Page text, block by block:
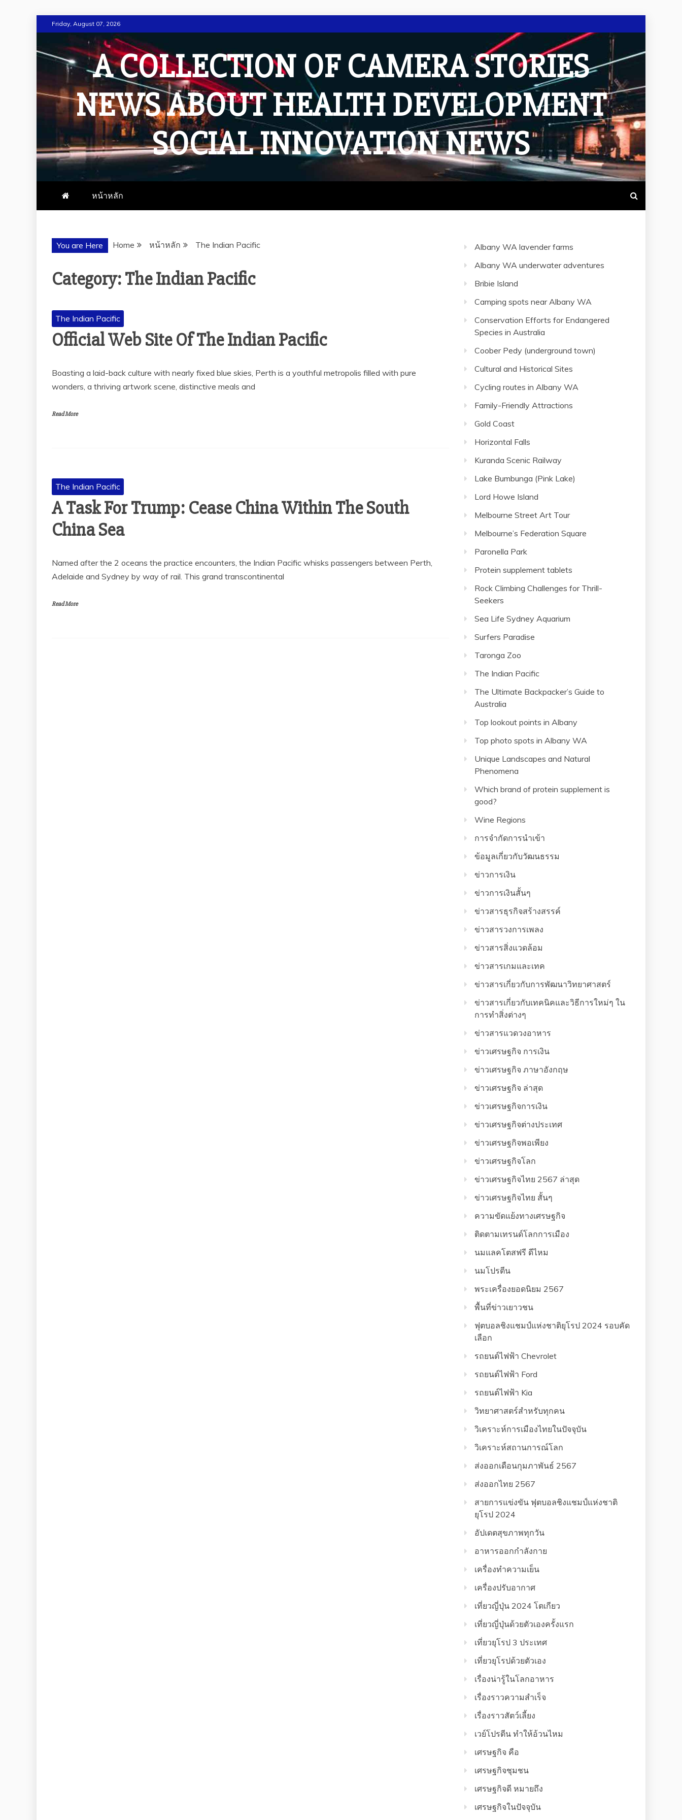
to
content
Friday, August 07, 2026
A COLLECTION OF CAMERA STORIES
NEWS ABOUT HEALTH DEVELOPMENT
SOCIAL INNOVATION NEWS
หน้าหลัก
You are Here Home หน้าหลัก The Indian Pacific
Category:The Indian Pacific
The Indian Pacific
Official Web Site Of The Indian Pacific
Boasting a laid-back culture with nearly fixed blue skies, Perth is a youthful metropolis filled with pure
wonders, a thriving artwork scene, distinctive meals and
Read More
The Indian Pacific
A Task For Trump: Cease China Within The South
China Sea
Named after the 2 oceans the practice encounters, the Indian Pacific whisks passengers between Perth,
Adelaide and Sydney by way of rail. This grand transcontinental
Read More
Albany WA lavender farms
Albany WA underwater adventures
Bribie Island
Camping spots near Albany WA
Conservation Efforts for Endangered
Species in Australia
Coober Pedy (underground town)
Cultural and Historical Sites
Cycling routes in Albany WA
Family-Friendly Attractions
Gold Coast
Horizontal Falls
Kuranda Scenic Railway
Lake Bumbunga (Pink Lake)
Lord Howe Island
Melbourne Street Art Tour
Melbourne’s Federation Square
Paronella Park
Protein supplement tablets
Rock Climbing Challenges for Thrill-
Seekers
Sea Life Sydney Aquarium
Surfers Paradise
Taronga Zoo
The Indian Pacific
The Ultimate Backpacker’s Guide to
Australia
Top lookout points in Albany
Top photo spots in Albany WA
Unique Landscapes and Natural
Phenomena
Which brand of protein supplement is
good?
Wine Regions
การจำกัดการนำเข้า
ข้อมูลเกี่ยวกับวัฒนธรรม
ข่าวการเงิน
ข่าวการเงินสั้นๆ
ข่าวสารธุรกิจสร้างสรรค์
ข่าวสารวงการเพลง
ข่าวสารสิ่งแวดล้อม
ข่าวสารเกมและเทค
ข่าวสารเกี่ยวกับการพัฒนาวิทยาศาสตร์
ข่าวสารเกี่ยวกับเทคนิคและวิธีการใหม่ๆ ใน
การทำสิ่งต่างๆ
ข่าวสารแวดวงอาหาร
ข่าวเศรษฐกิจ การเงิน
ข่าวเศรษฐกิจ ภาษาอังกฤษ
ข่าวเศรษฐกิจ ล่าสุด
ข่าวเศรษฐกิจการเงิน
ข่าวเศรษฐกิจต่างประเทศ
ข่าวเศรษฐกิจพอเพียง
ข่าวเศรษฐกิจโลก
ข่าวเศรษฐกิจไทย 2567 ล่าสุด
ข่าวเศรษฐกิจไทย สั้นๆ
ความขัดแย้งทางเศรษฐกิจ
ติดตามเทรนด์โลกการเมือง
นมแลคโตสฟรี ดีไหม
นมโปรตีน
พระเครื่องยอดนิยม 2567
พื้นที่ข่าวเยาวชน
ฟุตบอลชิงแชมป์แห่งชาติยุโรป 2024 รอบคัด
เลือก
รถยนต์ไฟฟ้า Chevrolet
รถยนต์ไฟฟ้า Ford
รถยนต์ไฟฟ้า Kia
วิทยาศาสตร์สำหรับทุกคน
วิเคราะห์การเมืองไทยในปัจจุบัน
วิเคราะห์สถานการณ์โลก
ส่งออกเดือนกุมภาพันธ์ 2567
ส่งออกไทย 2567
สายการแข่งขัน ฟุตบอลชิงแชมป์แห่งชาติ
ยุโรป 2024
อัปเดตสุขภาพทุกวัน
อาหารออกกําลังกาย
เครื่องทำความเย็น
เครื่องปรับอากาศ
เที่ยวญี่ปุ่น 2024 โตเกียว
เที่ยวญี่ปุ่นด้วยตัวเองครั้งแรก
เที่ยวยุโรป 3 ประเทศ
เที่ยวยุโรปด้วยตัวเอง
เรื่องน่ารู้ในโลกอาหาร
เรื่องราวความสำเร็จ
เรื่องราวสัตว์เลี้ยง
เวย์โปรตีน ทำให้อ้วนไหม
เศรษฐกิจ คือ
เศรษฐกิจชุมชน
เศรษฐกิจดี หมายถึง
เศรษฐกิจในปัจจุบัน